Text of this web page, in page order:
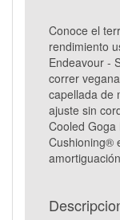
Conoce el
rendimiento
Endeavour -
correr
capellada de
ajuste sin
Cooled
Cushioning®